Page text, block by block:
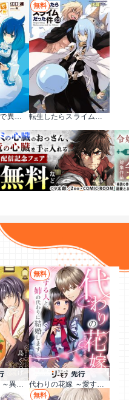
とんでもスキルで異世界放浪メシ
無料
転生したらスライムだった件
つがいの嫁入り ～異形の巫女は朱雀の当主に愛される～
無料
代わりの花嫁 ～愛する人と、姉の代わりに結婚します～
無料